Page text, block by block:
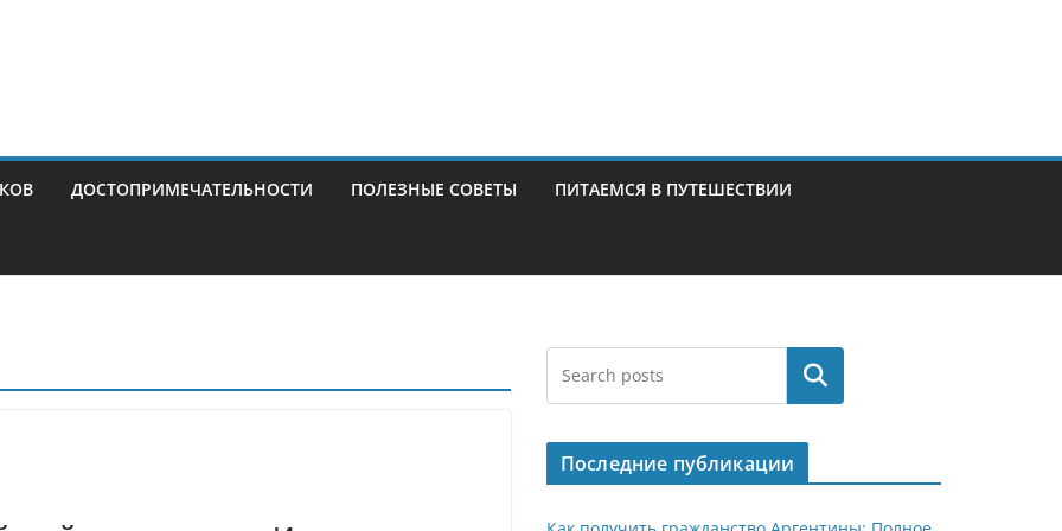
ДОСТОПРИМЕЧАТЕЛЬНОСТИ ПОЛЕЗНЫЕ СОВЕТЫ ПИТАЕМСЯ В ПУТЕШЕСТВИИ
Поиск
Последние публикации